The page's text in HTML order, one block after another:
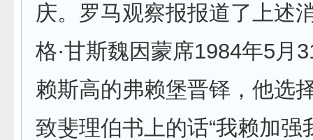
庆。罗马观察报报道了上述
格·甘斯魏因蒙席1984年5月
赖斯高的弗赖堡晋铎，他选
致斐理伯书上的话“我赖加强